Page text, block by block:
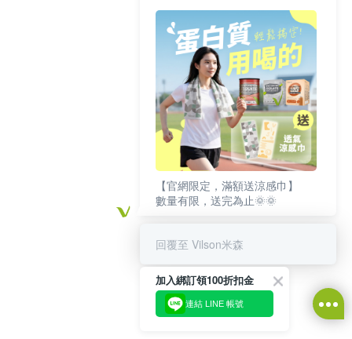
【官網限定，滿額送涼感巾】
數量有限，送完為止🌞🌞
回覆至 Vilson米森
加入綁訂領100折扣金
連結 LINE 帳號